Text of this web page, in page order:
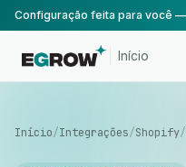
Início
Início/Integrações/Shopify/